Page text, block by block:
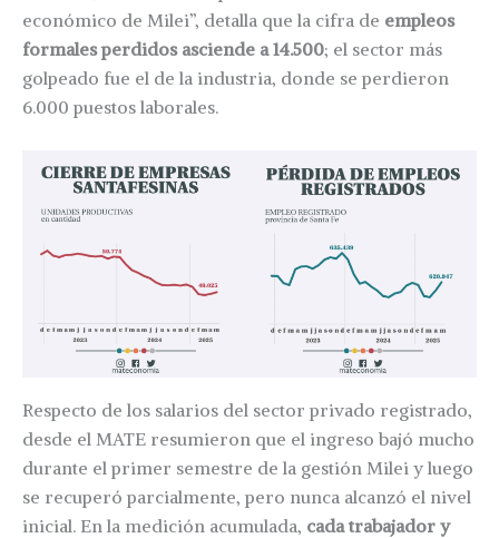
económico de Milei”, detalla que la cifra de empleos
formales perdidos asciende a 14.500; el sector más
golpeado fue el de la industria, donde se perdieron
6.000 puestos laborales.
Respecto de los salarios del sector privado registrado,
desde el MATE resumieron que el ingreso bajó mucho
durante el primer semestre de la gestión Milei y luego
se recuperó parcialmente, pero nunca alcanzó el nivel
inicial. En la medición acumulada, cada trabajador y